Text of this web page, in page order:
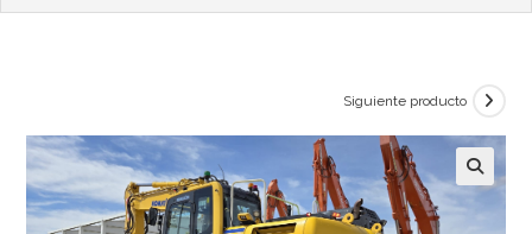
Siguiente producto